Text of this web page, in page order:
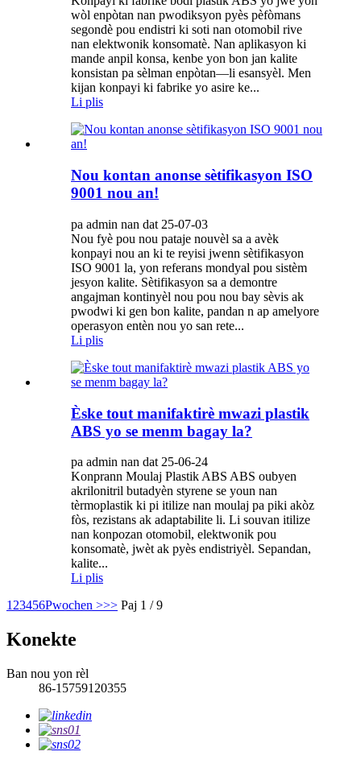
wòl enpòtan nan pwodiksyon pyès pèfòmans
segondè pou endistri ki soti nan otomobil rive
nan elektwonik konsomatè. Nan aplikasyon ki
mande anpil konsa, kenbe yon bon jan kalite
konsistan pa sèlman enpòtan—li esansyèl. Men
kijan konpayi ki fabrike yo asire ke...
Li plis
Nou kontan anonse sètifikasyon ISO
9001 nou an!
pa admin nan dat 25-07-03
Nou fyè pou nou pataje nouvèl sa a avèk
konpayi nou an ki te reyisi jwenn sètifikasyon
ISO 9001 la, yon referans mondyal pou sistèm
jesyon kalite. Sètifikasyon sa a demontre
angajman kontinyèl nou pou nou bay sèvis ak
pwodwi ki gen bon kalite, pandan n ap amelyore
operasyon entèn nou yo san rete...
Li plis
Èske tout manifaktirè mwazi plastik
ABS yo se menm bagay la?
pa admin nan dat 25-06-24
Konprann Moulaj Plastik ABS ABS oubyen
akrilonitril butadyèn styrene se youn nan
tèrmoplastik ki pi itilize nan moulaj pa piki akòz
fòs, rezistans ak adaptabilite li. Li souvan itilize
nan konpozan otomobil, elektwonik pou
konsomatè, jwèt ak pyès endistriyèl. Sepandan,
kalite...
Li plis
1 23456Pwochen >>> Paj 1 / 9
Konekte
Ban nou yon rèl
86-15759120355